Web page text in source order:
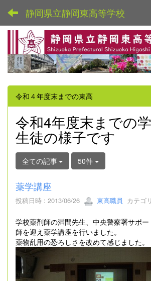
静岡県立静岡東高等学校
令和４年度末までの東高
令和4年度末までの
生徒の様子です
全ての記事 50件
薬学講座
投稿日時 : 2013/06/26 東高職員 カテゴ
学校薬剤師の満間先生、中央警察署サポ
師を迎え薬学講座を行いました。
薬物乱用の恐ろしさを改めて感じました。